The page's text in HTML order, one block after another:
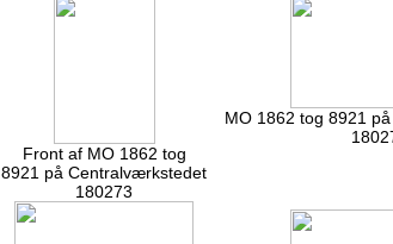
Front af MO 1862 tog
8921 på Centralværkstedet
180273
MO 1862 tog 8921